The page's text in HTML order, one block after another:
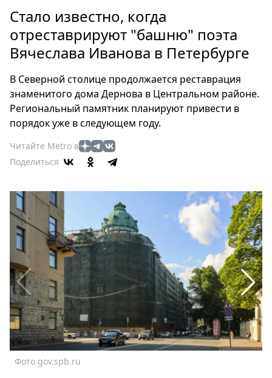
Россия
Мир
Здоровье
Туризм
Мода
Театр
Кино
Афиша
Книги
Выставки
Пресс-
релизы
О
Metro
Стримы
Спецпроекты
Звезды
Выборы
2026
Скачай
Metro
Стало известно, когда
отреставрируют "башню" поэта
Вячеслава Иванова в Петербурге
В Северной столице продолжается реставрация
знаменитого дома Дернова в Центральном районе.
Региональный памятник планируют привести в
порядок уже в следующем году.
Читайте Metro в
Поделиться
Фото gov.spb.ru